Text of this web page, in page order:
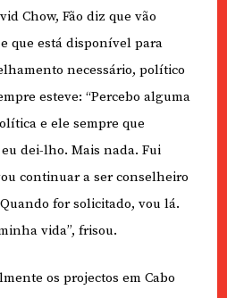
Chow, Fão diz que vão
que está disponível para
necessário, político
esteve: “Percebo alguma
e ele sempre que
dei-lho. Mais nada. Fui
continuar a ser conselheiro
for solicitado, vou lá.
vida”, frisou.
os projectos em Cabo